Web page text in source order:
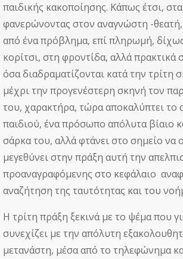
παιδικής κακοποίησης. Κάπως έτσι,
φανερώνοντας στον αναγνώστη -
από ένα πρόβλημα, επί πληρωμή,
κορίτσι, στη φροντίδα, αλλά
όσα διαδραματίζονται κατά την τρίτη
μέχρι την προγενέστερη σκηνή τον
του, χαρακτήρα, τώρα αποκαλύπτει
παιδιού, ένα πρόσωπο απόλυτα βίαιο
σάρκα του, αλλά φτάνει στο σημείο
μεγεθύνει στην πράξη αυτή την
προαναγραφόμενης στο κεφάλαιο
αναζήτηση της ταυτότητας και του
Η τρίτη πράξη ξεκινά με το ψέμα που
συνεχίζει με την απόλυτη
μετανάστη, μέσα από το τηλεφώνημα